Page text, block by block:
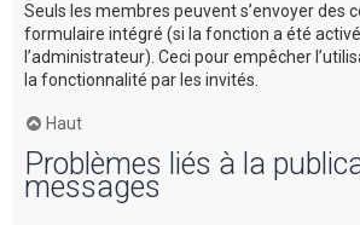
Seuls les membres peuvent s’envoyer des
formulaire intégré (si la fonction a été
l’administrateur). Ceci pour empêcher
la fonctionnalité par les invités.
Haut
Problèmes liés à la
messages